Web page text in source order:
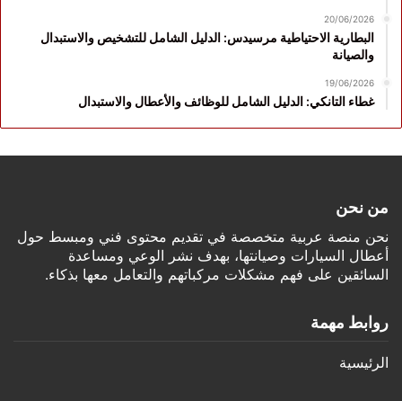
20/06/2026
البطارية الاحتياطية مرسيدس: الدليل الشامل للتشخيص والاستبدال
والصيانة
19/06/2026
غطاء التانكي: الدليل الشامل للوظائف والأعطال والاستبدال
من نحن
نحن منصة عربية متخصصة في تقديم محتوى فني ومبسط حول
أعطال السيارات وصيانتها، بهدف نشر الوعي ومساعدة
السائقين على فهم مشكلات مركباتهم والتعامل معها بذكاء.
روابط مهمة
الرئيسية